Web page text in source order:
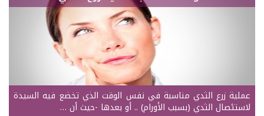
عملية زرع الثدي مناسبة في نفس الوقت الذي تخضع فيه السيدة
لاستئصال الثدي (بسبب الأورام) .. أو بعدها -حيث أن …